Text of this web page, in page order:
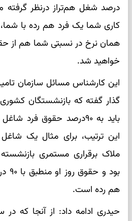
درصد شغل هم‌تراز درنظر گرفته
کاری شما یک فرد هم رده با شما،
همان نرخ در نسبتی شما هم از
خواهید شد.
این کارشناس مسائل سازمان
گذار گفته که بازنشستگان
باید به ۹۰درصد حقوق
این ترتیب، برای مثال یک
ملاک برقراری مستمری
هم رده است.